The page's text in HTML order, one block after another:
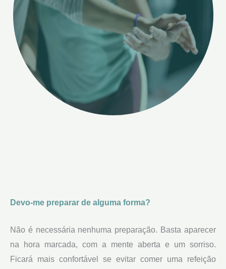
Devo-me preparar de alguma forma?
Não é necessária nenhuma preparação. Basta aparecer
na hora marcada, com a mente aberta e um sorriso.
Ficará mais confortável se evitar comer uma refeição